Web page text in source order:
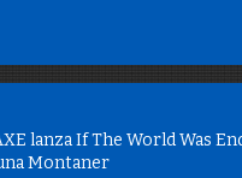
lanza If The World Was
Montaner